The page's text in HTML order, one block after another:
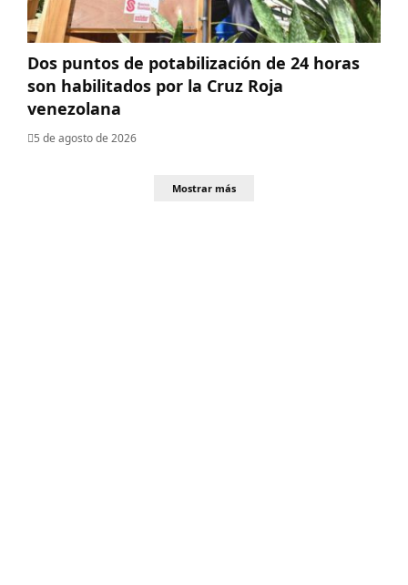
Dos puntos de potabilización de 24 horas
son habilitados por la Cruz Roja
venezolana
5 de agosto de 2026
Mostrar más